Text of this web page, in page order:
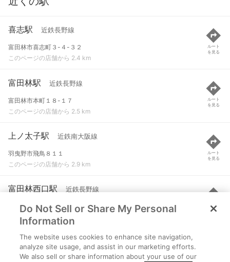
喜志駅 近鉄長野線
富田林市喜志町３-４-３２
このページの店舗から 2.4 km
ルート
を見る
富田林駅 近鉄長野線
富田林市本町１８-１７
このページの店舗から 2.5 km
ルート
を見る
上ノ太子駅 近鉄南大阪線
羽曳野市飛鳥８１１
このページの店舗から 2.9 km
ルート
を見る
富田林西口駅 近鉄長野線
富田林市寿町１-１-３４
このページの店舗から 3 km
ルート
を見る
川西駅 近鉄長野線
富田林市甲田３-２-２９
Do Not Sell or Share My Personal
Information
The website uses cookies to enhance site navigation,
analyze site usage, and assist in our marketing efforts.
We also sell or share information about your use of our